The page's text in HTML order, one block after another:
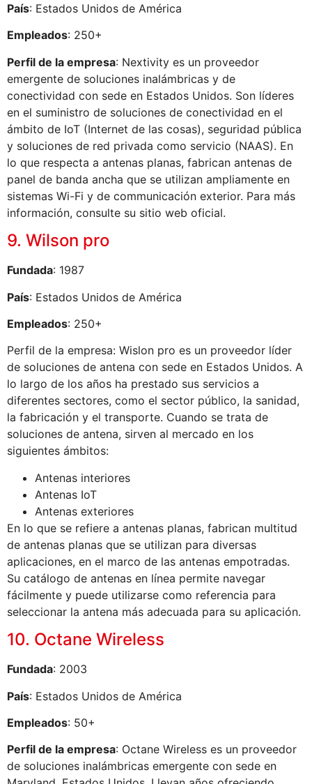
País: Estados Unidos de América
Empleados: 250+
Perfil de la empresa: Nextivity es un proveedor
emergente de soluciones inalámbricas y de
conectividad con sede en Estados Unidos. Son líderes
en el suministro de soluciones de conectividad en el
ámbito de IoT (Internet de las cosas), seguridad pública
y soluciones de red privada como servicio (NAAS). En
lo que respecta a antenas planas, fabrican antenas de
panel de banda ancha que se utilizan ampliamente en
sistemas Wi-Fi y de communicación exterior. Para más
información, consulte su sitio web oficial.
9. Wilson pro
Fundada: 1987
País: Estados Unidos de América
Empleados: 250+
Perfil de la empresa: Wislon pro es un proveedor líder
de soluciones de antena con sede en Estados Unidos. A
lo largo de los años ha prestado sus servicios a
diferentes sectores, como el sector público, la sanidad,
la fabricación y el transporte. Cuando se trata de
soluciones de antena, sirven al mercado en los
siguientes ámbitos:
Antenas interiores
Antenas IoT
Antenas exteriores
En lo que se refiere a antenas planas, fabrican multitud
de antenas planas que se utilizan para diversas
aplicaciones, en el marco de las antenas empotradas.
Su catálogo de antenas en línea permite navegar
fácilmente y puede utilizarse como referencia para
seleccionar la antena más adecuada para su aplicación.
10. Octane Wireless
Fundada: 2003
País: Estados Unidos de América
Empleados: 50+
Perfil de la empresa: Octane Wireless es un proveedor
de soluciones inalámbricas emergente con sede en